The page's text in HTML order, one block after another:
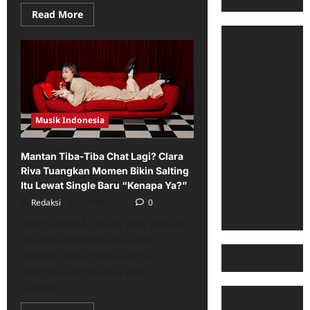
Read MoreRead
more
Belajar
Pola
Asmara
Kiesha
Alvaro,
Pasha
Ungu
Beri
Pesan
Menohok
Soal
Pasangan
Hidup
Musik Indonesia
Mantan Tiba-Tiba Chat Lagi? Clara
Riva Tuangkan Momen Bikin Salting
Itu Lewat Single Baru “Kenapa Ya?”
Redaksi
0